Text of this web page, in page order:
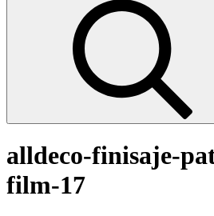
alldeco-finisaje-
film-17